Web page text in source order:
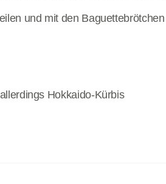
und mit den Baguettebrötchen
Hokkaido-Kürbis